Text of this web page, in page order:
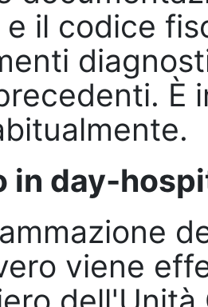
il codice
È
in day-
viene